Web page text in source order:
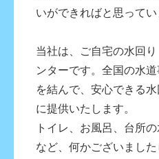
いができればと思ってい
当社は、ご自宅の水回
ンターです。全国の水
を結んで、安心できる
に提供いたします。
トイレ、お風呂、台所
など、何かございまし